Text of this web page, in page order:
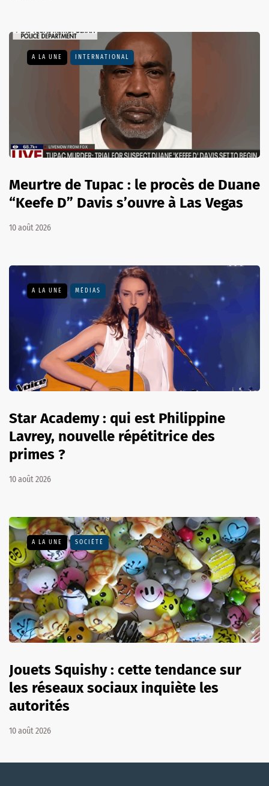
A LA UNE INTERNATIONAL
Meurtre de Tupac : le procès de Duane
“Keefe D” Davis s’ouvre à Las Vegas
10 août 2026
A LA UNE MÉDIAS
Star Academy : qui est Philippine
Lavrey, nouvelle répétitrice des
primes ?
10 août 2026
A LA UNE SOCIÉTÉ
Jouets Squishy : cette tendance sur
les réseaux sociaux inquiète les
autorités
10 août 2026